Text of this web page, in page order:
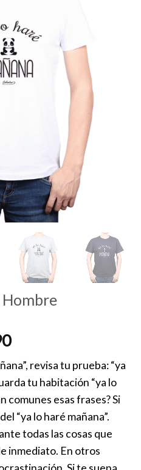
Hombre
revisa tu prueba: “ya
tu habitación “ya lo
comunes esas frases? Si
“ya lo haré mañana”.
todas las cosas que
inmediato. En otros